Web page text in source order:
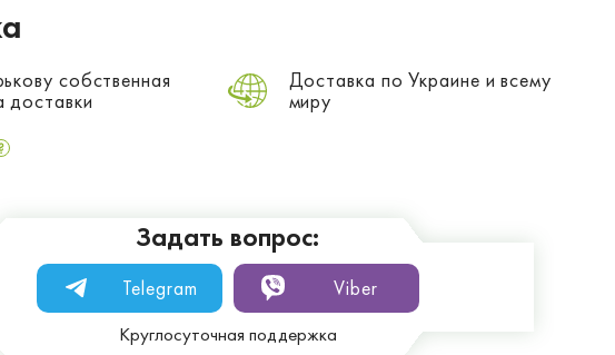
собственная
доставки
Доставка по Украине и всему
миру
Задать вопрос:
Telegram Viber
Круглосуточная поддержка